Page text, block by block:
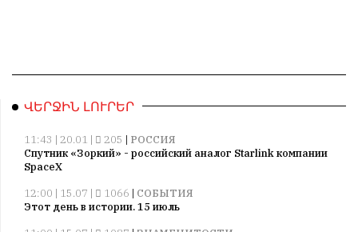
ՎԵՐՋԻՆ ԼՈՒՐԵՐ
11:43 | 20.01 | 205 | РОССИЯ
Спутник «Зоркий» - российский аналог Starlink компании
SpaceX
12:00 | 15.07 |
1066 | СОБЫТИЯ
Этот день в истории. 15 июль